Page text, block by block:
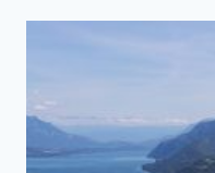
–
PAR